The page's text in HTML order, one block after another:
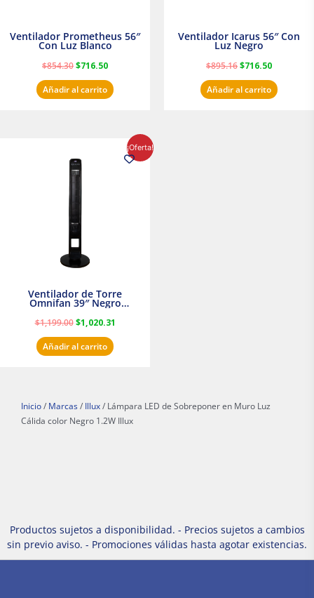
Ventilador Prometheus 56″
Con Luz Blanco
$854.30$716.50
Añadir al carrito
Ventilador Icarus 56″ Con
Luz Negro
$895.16$716.50
Añadir al carrito
¡Oferta!
Ventilador de Torre
Omnifan 39″ Negro
$1,199.00
original
era:
$1,020.31
precio
actual
Añadir al carrito
Inicio / Marcas / Illux / Lámpara LED de Sobreponer en Muro Luz
Cálida color Negro 1.2W Illux
Productos sujetos a disponibilidad. - Precios sujetos a cambios
sin previo aviso. - Promociones válidas hasta agotar existencias.